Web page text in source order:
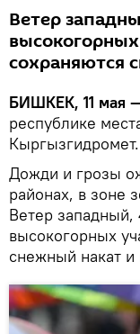
Ветер
сохраняются
БИШКЕК, 11 мая
республике
Кыргызгидромет.
Дожди и грозы
районах, в зоне
Ветер западный,
высокогорных
снежный накат и